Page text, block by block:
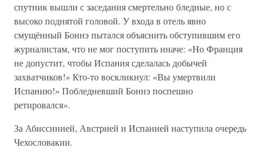
спутник вышли с заседания смертельно бледные, но с
высоко поднятой головой. У входа в отель явно
смущённый Боннэ пытался объяснить обступившим его
журналистам, что не мог поступить иначе: «Но Франция
не допустит, чтобы Испания сделалась добычей
захватчиков!» Кто-то воскликнул: «Вы умертвили
Испанию!» Побледневший Боннэ поспешно
ретировался».
За Абиссинией, Австрией и Испанией наступила очередь
Чехословакии.